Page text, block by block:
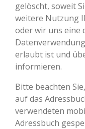
gelöscht, soweit
weitere Nutzung
oder wir uns eine
erlaubt ist und
informieren.
Bitte beachten
auf das
verwendeten
Adressbuch